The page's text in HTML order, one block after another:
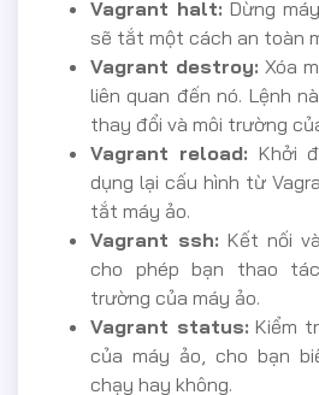
Vagrant halt: Dừng
sẽ tắt một cách an toàn
Vagrant destroy: Xóa
liên quan đến nó. Lệnh
thay đổi và môi trường
Vagrant reload: Khởi
dụng lại cấu hình từ
tắt máy ảo.
Vagrant ssh: Kết nối
cho phép bạn thao
trường của máy ảo.
Vagrant status: Kiểm
của máy ảo, cho bạn
chạy hay không.